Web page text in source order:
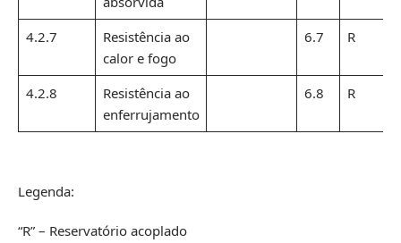
4.2.7
Resistência ao
calor e fogo
6.7 R
4.2.8
Resistência ao
enferrujamento
6.8 R
Legenda:
“R” – Reservatório acoplado